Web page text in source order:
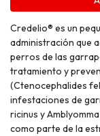
Credelio® es un
administración que
perros de las
tratamiento y
(Ctenocephalides
infestaciones de
ricinus y
como parte de la